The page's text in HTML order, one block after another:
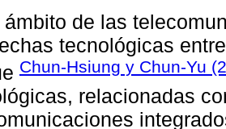
ámbito de las
tecnológicas
Chun-Hsiung y Chun-Yu
relacionadas